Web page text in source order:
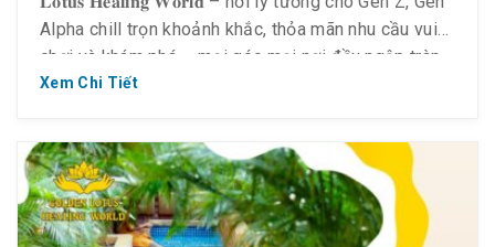
Alpha chill trọn khoảnh khắc, thỏa mãn nhu cầu vui
chơi và khám phá – mọi góc mọi nơi đều ngập tràn
vibe Hàn Quốc để selfie những bức ảnh xinh lung
Xem Chi Tiết